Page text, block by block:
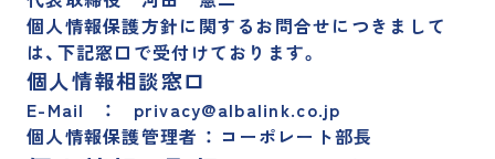
個人情報保護方針に関するお問合せにつきまして
は、下記窓口で受付けております。
個人情報相談窓口
E-Mail ： privacy@albalink.co.jp
個人情報保護管理者 ： コーポレート部長